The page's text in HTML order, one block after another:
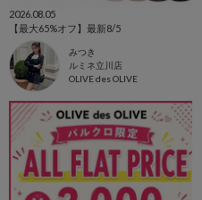
2026.08.05
【最大65%オフ】最新8/5
みつき
ルミネ立川店
OLIVE des OLIVE